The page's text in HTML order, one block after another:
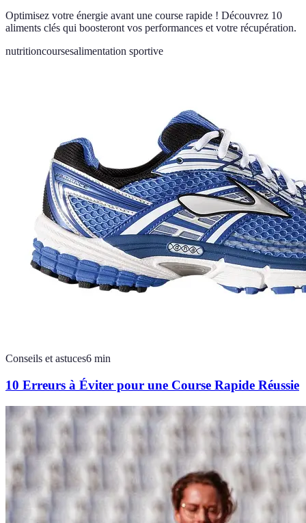
Optimisez votre énergie avant une course rapide ! Découvrez 10
aliments clés qui boosteront vos performances et votre récupération.
nutritioncoursesalimentation sportive
Conseils et astuces6 min
10 Erreurs à Éviter pour une Course Rapide Réussie